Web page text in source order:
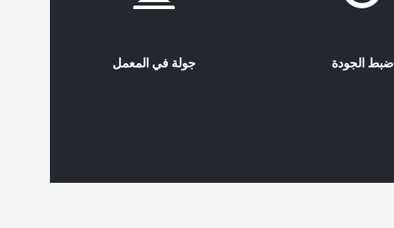
جولة في المعمل ضبط الجودة